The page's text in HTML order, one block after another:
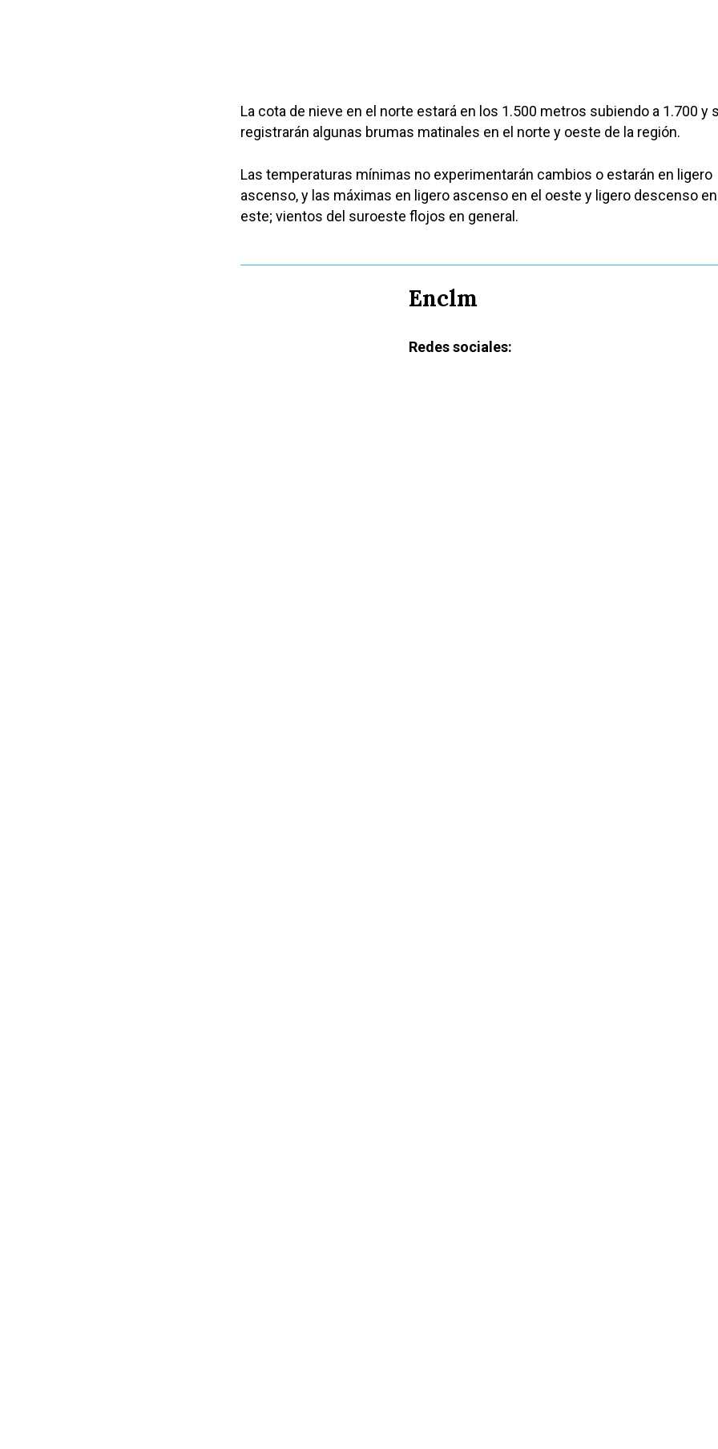
La cota de nieve en el norte estará en los 1.500 metros subiendo a 1.700 y
registrarán algunas brumas matinales en el norte y oeste de la región.
Las temperaturas mínimas no experimentarán cambios o estarán en ligero
ascenso, y las máximas en ligero ascenso en el oeste y ligero descenso en
este; vientos del suroeste flojos en general.
Enclm
Redes sociales: